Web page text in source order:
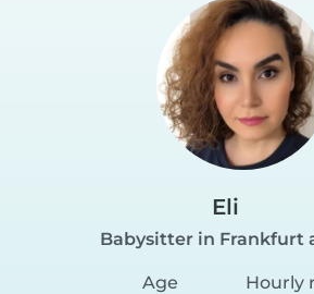
Eli
Babysitter in Frankfurt
Age
Hourly